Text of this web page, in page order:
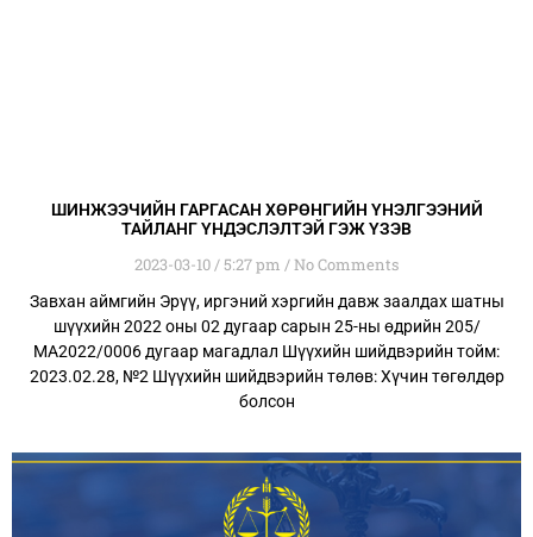
ШИНЖЭЭЧИЙН ГАРГАСАН ХӨРӨНГИЙН ҮНЭЛГЭЭНИЙ
ТАЙЛАНГ ҮНДЭСЛЭЛТЭЙ ГЭЖ ҮЗЭВ
2023-03-10 5:27 pm No Comments
Завхан аймгийн Эрүү, иргэний хэргийн давж заалдах шатны
шүүхийн 2022 оны 02 дугаар сарын 25-ны өдрийн 205/
МА2022/0006 дугаар магадлал Шүүхийн шийдвэрийн тойм:
2023.02.28, №2 Шүүхийн шийдвэрийн төлөв: Хүчин төгөлдөр
болсон